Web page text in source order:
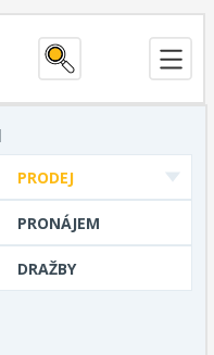
PRODEJ
PRONÁJEM
DRAŽBY